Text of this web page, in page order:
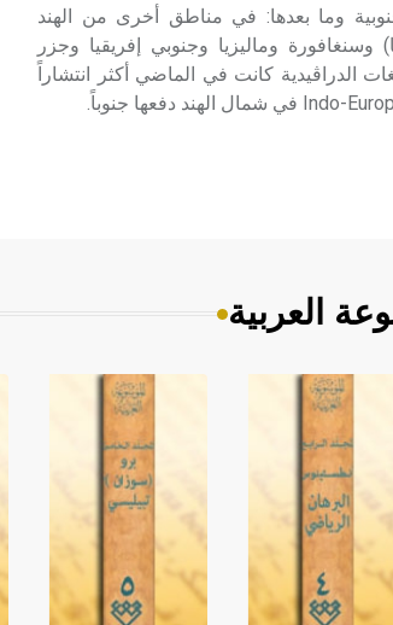
وما بعدها: في مناطق أخرى من الهند
وسنغافورة وماليزيا وجنوبي إفريقيا وجزر
الدراڤيدية كانت في الماضي أكثر انتشاراً
العربية